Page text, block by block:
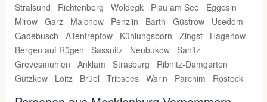
Stralsund
Richtenberg Woldegk Plau am See
Eggesin
Mirow Garz Malchow Penzlin Barth Güstrow
Usedom
Gadebusch
Altentreptow Kühlungsborn Zingst
Hagenow
Bergen auf Rügen
Sassnitz Neubukow Sanitz
Grevesmühlen
Anklam Strasburg
Ribnitz-Damgarten
Gützkow
Loitz Brüel Tribsees Warin Parchim Rostock